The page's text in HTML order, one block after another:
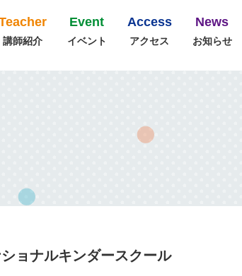
講師紹介
Event
イベント
Access
アクセス
News
お知らせ
ョナルキンダースクール